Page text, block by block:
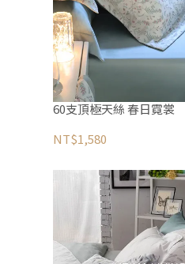
60支頂極天絲 春日霓裳
NT$1,580